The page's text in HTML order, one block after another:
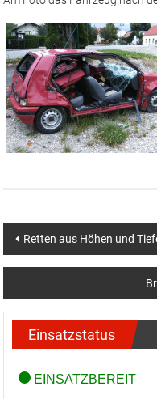
Retten aus Höhen und
Einsatzstatus